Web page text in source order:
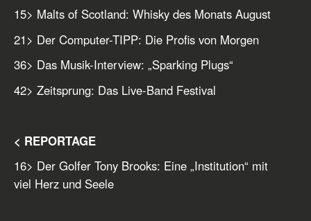
15> Malts of Scotland: Whisky des Monats August
21 > Der Computer-TIPP: Die Profis von Morgen
36> Das Musik-Interview: „Sparking Plugs“
42> Zeitsprung: Das Live-Band Festival
< REPORTAGE
16> Der Golfer Tony Brooks: Eine „Institution“ mit
viel Herz und Seele